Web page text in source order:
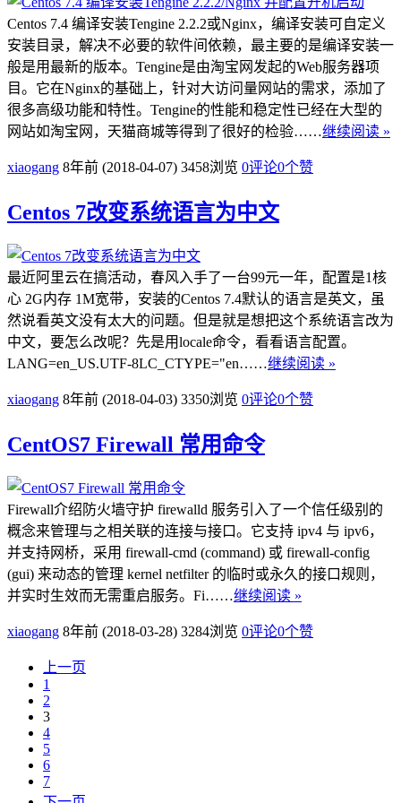
Centos 7.4 编译安装Tengine 2.2.2或Nginx，编译安装可自定义
安装目录，解决不必要的软件间依赖，最主要的是编译安装一
般是用最新的版本。Tengine是由淘宝网发起的Web服务器项
目。它在Nginx的基础上，针对大访问量网站的需求，添加了
很多高级功能和特性。Tengine的性能和稳定性已经在大型的
网站如淘宝网，天猫商城等得到了很好的检验……继续阅读 »
xiaogang 8年前 (2018-04-07) 3458浏览 0评论0个赞
Centos 7改变系统语言为中文
最近阿里云在搞活动，春风入手了一台99元一年，配置是1核
心 2G内存 1M宽带，安装的Centos 7.4默认的语言是英文，虽
然说看英文没有太大的问题。但是就是想把这个系统语言改为
中文，要怎么改呢？先是用locale命令，看看语言配置。
LANG=en_US.UTF-8LC_CTYPE="en……继续阅读 »
xiaogang 8年前 (2018-04-03) 3350浏览 0评论0个赞
CentOS7 Firewall 常用命令
Firewall介绍防火墙守护 firewalld 服务引入了一个信任级别的
概念来管理与之相关联的连接与接口。它支持 ipv4 与 ipv6，
并支持网桥，采用 firewall-cmd (command) 或 firewall-config
(gui) 来动态的管理 kernel netfilter 的临时或永久的接口规则，
并实时生效而无需重启服务。Fi……继续阅读 »
xiaogang 8年前 (2018-03-28) 3284浏览 0评论0个赞
上一页
1
2
3
4
5
6
7